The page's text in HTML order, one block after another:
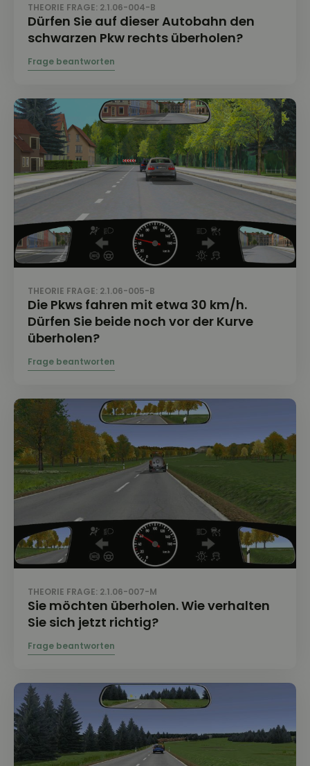
THEORIE FRAGE: 2.1.06-004-B
Dürfen Sie auf dieser Autobahn den
schwarzen Pkw rechts überholen?
THEORIE FRAGE: 2.1.06-005-B
Die Pkws fahren mit etwa 30 km/h.
Dürfen Sie beide noch vor der Kurve
überholen?
THEORIE FRAGE: 2.1.06-007-M
Sie möchten überholen. Wie verhalten
Sie sich jetzt richtig?